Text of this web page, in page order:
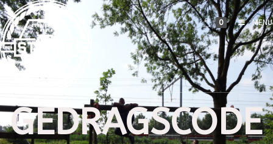
0 MENU
GEDRAGSCODE